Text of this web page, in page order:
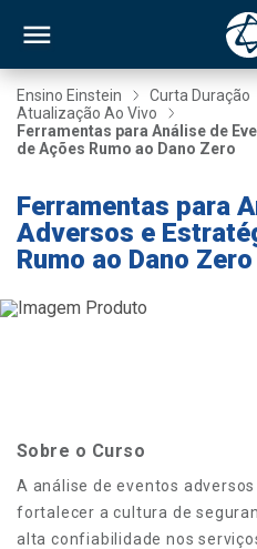
Ensino Einstein Curta Duração
Atualização Ao Vivo
Ferramentas para Análise de
de Ações Rumo ao Dano Zero
Ferramentas para
Adversos e
Rumo ao Dano Zero
Sobre o Curso
A análise de eventos
fortalecer a cultura de
alta confiabilidade nos